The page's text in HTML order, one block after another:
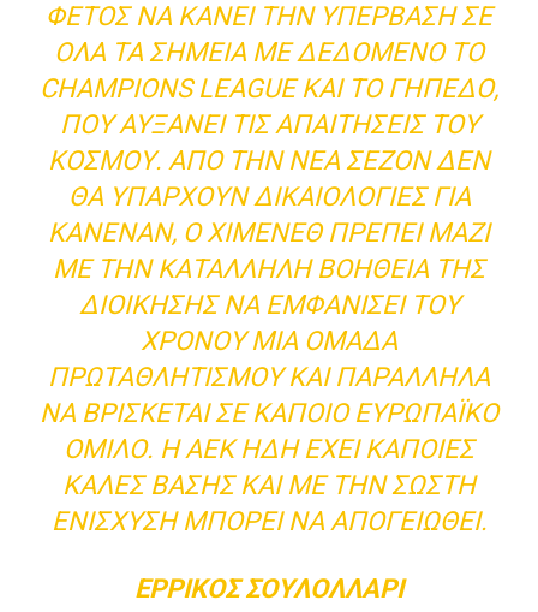
ΦΈΤΟΣ ΝΑ ΚΆΝΕΙ ΤΗΝ ΥΠΈΡΒΑΣΗ ΣΕ
ΌΛΑ ΤΑ ΣΗΜΕΊΑ ΜΕ ΔΕΔΟΜΈΝΟ ΤΟ
CHAMPIONS LEAGUE ΚΑΙ ΤΟ ΓΉΠΕΔΟ,
ΠΟΥ ΑΥΞΆΝΕΙ ΤΙΣ ΑΠΑΙΤΉΣΕΙΣ ΤΟΥ
ΚΌΣΜΟΥ. ΑΠΌ ΤΗΝ ΝΈΑ ΣΕΖΌΝ ΔΕΝ
ΘΑ ΥΠΆΡΧΟΥΝ ΔΙΚΑΙΟΛΟΓΊΕΣ ΓΙΑ
ΚΑΝΈΝΑΝ, Ο ΧΙΜΈΝΕΘ ΠΡΈΠΕΙ ΜΑΖΊ
ΜΕ ΤΗΝ ΚΑΤΆΛΛΗΛΗ ΒΟΉΘΕΙΑ ΤΗΣ
ΔΙΟΊΚΗΣΗΣ ΝΑ ΕΜΦΑΝΊΣΕΙ ΤΟΥ
ΧΡΌΝΟΥ ΜΙΑ ΟΜΆΔΑ
ΠΡΩΤΑΘΛΗΤΙΣΜΟΎ ΚΑΙ ΠΑΡΆΛΛΗΛΑ
ΝΑ ΒΡΊΣΚΕΤΑΙ ΣΕ ΚΆΠΟΙΟ ΕΥΡΩΠΑΪΚΌ
ΌΜΙΛΟ. Η ΑΕΚ ΉΔΗ ΈΧΕΙ ΚΆΠΟΙΕΣ
ΚΑΛΈΣ ΒΆΣΗΣ ΚΑΙ ΜΕ ΤΗΝ ΣΩΣΤΉ
ΕΝΊΣΧΥΣΗ ΜΠΟΡΕΊ ΝΑ ΑΠΟΓΕΙΩΘΕΊ.
ΕΡΡΊΚΟΣ ΣΟΥΛΟΛΛΆΡΙ